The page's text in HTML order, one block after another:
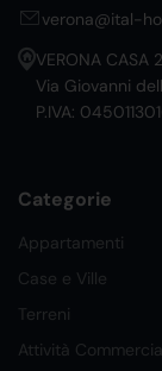
verona@ital-
VERONA CASA
Via Giovanni
P.IVA:
Categorie
Appartamenti
Case e Ville
Terreni
Attività